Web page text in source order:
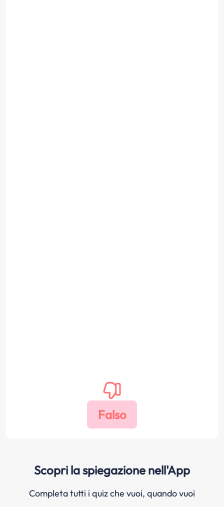
Scopri la spiegazione nell'App
Completa tutti i quiz che vuoi, quando vuoi